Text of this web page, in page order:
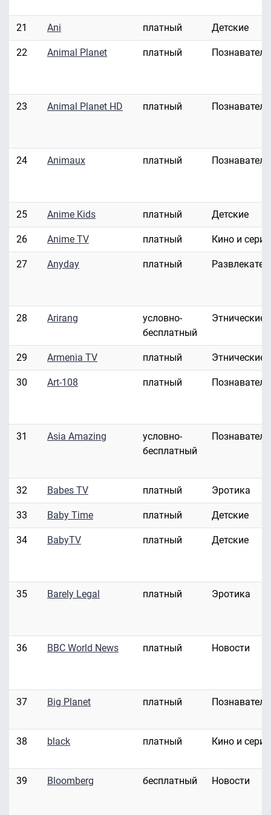
21 Ani платный Детские
22 Animal Planet платный
23 Animal Planet HD платный
24 Animaux платный
25 Anime Kids платный Детские
26 Anime TV платный Кино и
27 Anyday платный
28 Arirang
условно-
бесплатный
Этнические
29 Armenia TV платный Этнические
30 Art-108 платный
31 Asia Amazing
условно-
бесплатный
32 Babes TV платный Эротика
33 Baby Time платный Детские
34 BabyTV платный Детские
35 Barely Legal платный Эротика
36 BBC World News платный Новости
37 Big Planet платный
38 black платный Кино и
39 Bloomberg бесплатный Новости